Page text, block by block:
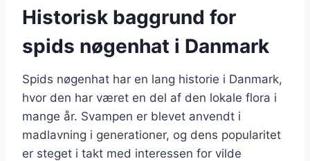
Historisk baggrund for
spids nøgenhat i Danmark
Spids nøgenhat har en lang historie i Danmark,
hvor den har været en del af den lokale flora i
mange år. Svampen er blevet anvendt i
madlavning i generationer, og dens popularitet
er steget i takt med interessen for vilde